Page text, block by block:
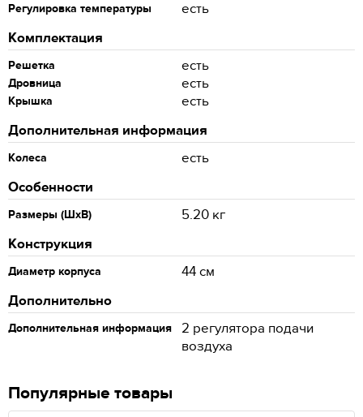
Регулировка температуры
есть
Комплектация
Решетка есть
Дровница есть
Крышка
есть
Дополнительная информация
Колеса
есть
Особенности
Размеры (ШхВ)
5.20 кг
Конструкция
Диаметр корпуса
44 см
Дополнительно
Дополнительная информация
2 регулятора подачи
воздуха
Популярные товары